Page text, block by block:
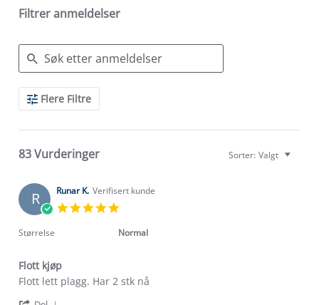
Filtrer anmeldelser
Search
ReviewsFlere Filtre
83 Vurderinger Sorter: Valgt
R Runar K. Verifisert kunde
rating
Størrelse Normal
Flott kjøp
Review
review
Flott lett plagg. Har 2 stk nå